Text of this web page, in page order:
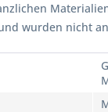
wurden nicht